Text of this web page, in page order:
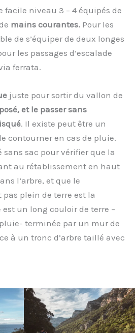
facile niveau 3 – 4 équipés de
mains courantes. Pour les
de s’équiper de deux longes
les passages d’escalade
ferrata.
juste pour sortir du vallon de
et le passer sans
. Il existe peut être un
contourner en cas de pluie.
sans sac pour vérifier que la
au rétablissement en haut
l’arbre, et que le
pas plein de terre est la
un long couloir de terre –
terminée par un mur de
à un tronc d’arbre taillé avec